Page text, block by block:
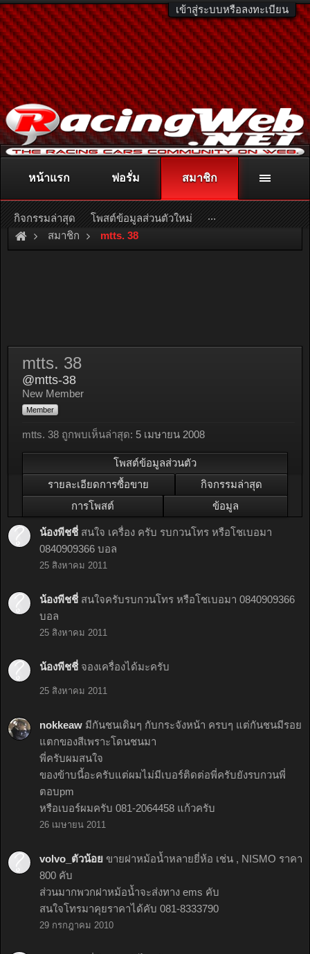
เข้าสู่ระบบหรือลงทะเบียน
ติดต่อลงโฆษณา racingweb@gmail.comหรือโทร. 081-811-1138
หรืออ่านรายละเอียดเพิ่มเติม คลิกที่นี่
สมาชิก mtts. 38
mtts. 38
@mtts-38
New Member
Member
mtts. 38 ถูกพบเห็นล่าสุด: 5 เมษายน 2008
โพสต์ข้อมูลส่วนตัว
รายละเอียดการซื้อขาย
กิจกรรมล่าสุด
การโพสต์
ข้อมูล
น้องพีชชี่ สนใจ เครื่อง ครับ รบกวนโทร หรือโชเบอมา
0840909366 บอล
25 สิงหาคม 2011
น้องพีชชี่ สนใจครับรบกวนโทร หรือโชเบอมา 0840909366
บอล
25 สิงหาคม 2011
น้องพีชชี่ จองเครื่องได้มะครับ
25 สิงหาคม 2011
nokkeaw มีกันชนเดิมๆ กับกระจังหน้า ครบๆ แต่กันชนมีรอย
แตกของสีเพราะโดนชนมา
พี่ครับผมสนใจ
ของข้าบนี้อะครับแต่ผมไม่มีเบอร์ติดต่อพี่ครับยังรบกวนพี่
ตอบpm
หรือเบอร์ผมครับ 081-2064458 แก้วครับ
26 เมษายน 2011
volvo_ตัวน้อย ขายฝาหม้อน้ำหลายยี่ห้อ เช่น , NISMO ราคา
800 คับ
ส่วนมากพวกฝาหม้อน้ำจะส่งทาง ems คับ
สนใจโทรมาคุยราคาได้คับ 081-8333790
29 กรกฎาคม 2010
หน้าแรก ฟอรั่ม สมาชิก
กิจกรรมล่าสุด โพสต์ข้อมูลส่วนตัวใหม่ ...